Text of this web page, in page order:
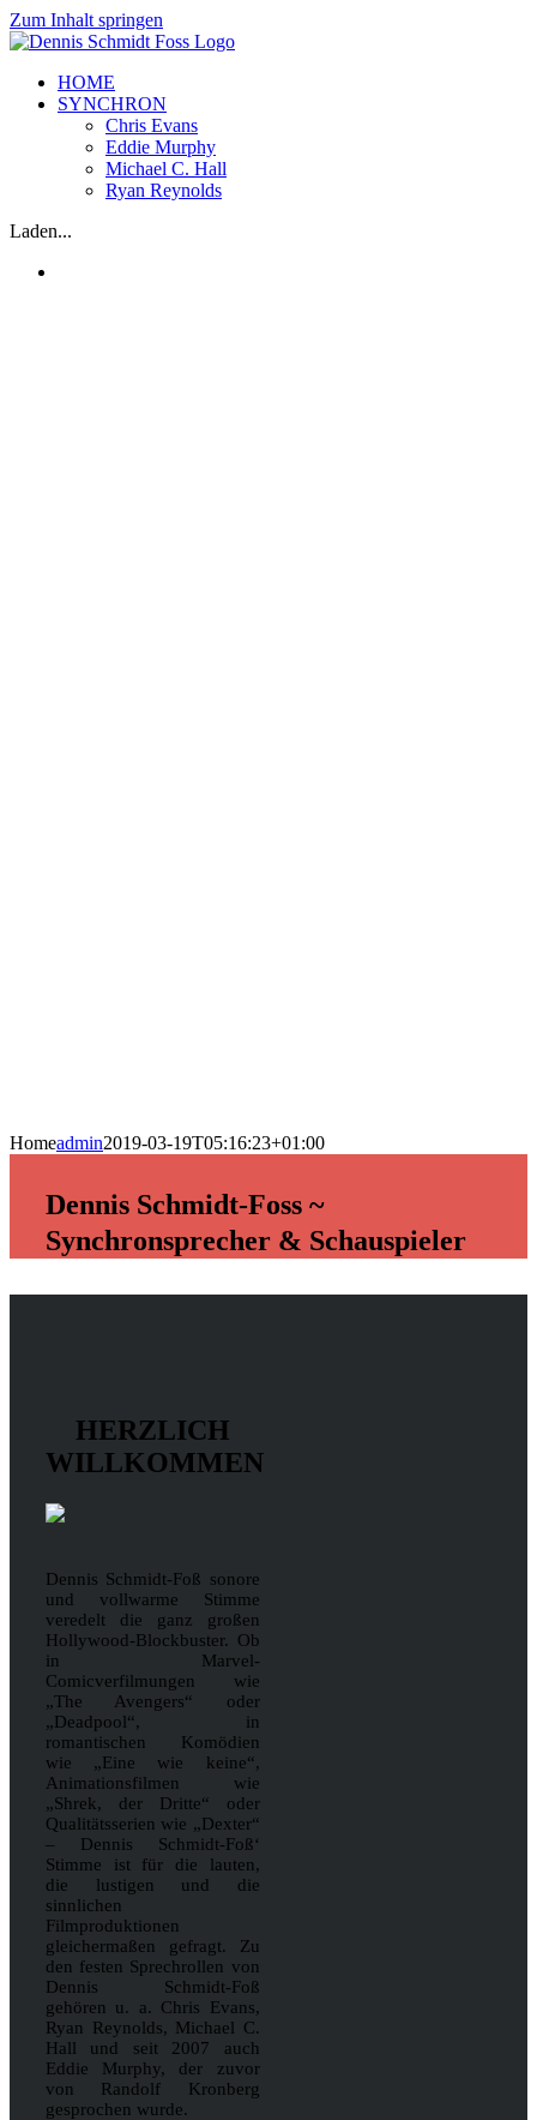
Zum Inhalt springen
HOME
SYNCHRON
Chris Evans
Eddie Murphy
Michael C. Hall
Ryan Reynolds
Laden...
Homeadmin2019-03-19T05:16:23+01:00
Dennis Schmidt-Foss ~
Synchronsprecher & Schauspieler
HERZLICH
WILLKOMMEN
Dennis Schmidt-Foß sonore
und vollwarme Stimme
veredelt die ganz großen
Hollywood-Blockbuster. Ob
in Marvel-
Comicverfilmungen wie
„The Avengers“ oder
„Deadpool“, in
romantischen Komödien
wie „Eine wie keine“,
Animationsfilmen wie
„Shrek, der Dritte“ oder
Qualitätsserien wie „Dexter“
– Dennis Schmidt-Foß‘
Stimme ist für die lauten,
die lustigen und die
sinnlichen
Filmproduktionen
gleichermaßen gefragt. Zu
den festen Sprechrollen von
Dennis Schmidt-Foß
gehören u. a. Chris Evans,
Ryan Reynolds, Michael C.
Hall und seit 2007 auch
Eddie Murphy, der zuvor
von Randolf Kronberg
gesprochen wurde.